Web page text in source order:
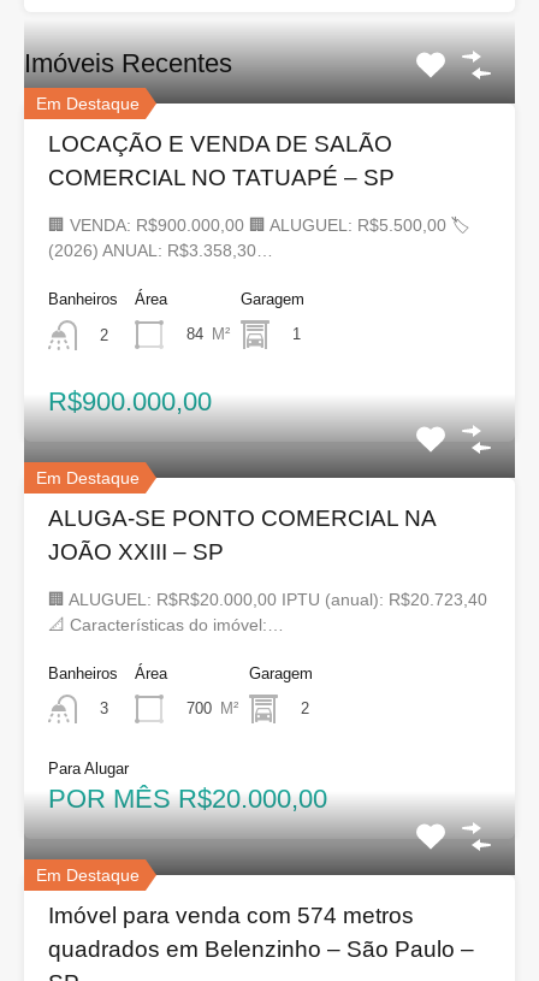
Imóveis Recentes
Em Destaque
LOCAÇÃO E VENDA DE SALÃO
COMERCIAL NO TATUAPÉ – SP
🏢 VENDA: R$900.000,00 🏢 ALUGUEL: R$5.500,00 🏷
(2026) ANUAL: R$3.358,30…
Banheiros
2
Área
84 M²
Garagem
1
R$900.000,00
Em Destaque
ALUGA-SE PONTO COMERCIAL NA
JOÃO XXIII – SP
🏢 ALUGUEL: R$R$20.000,00 IPTU (anual): R$20.723,40
📐 Características do imóvel:…
Banheiros
3
Área
700 M²
Garagem
2
Para Alugar
POR MÊS R$20.000,00
Em Destaque
Imóvel para venda com 574 metros
quadrados em Belenzinho – São Paulo –